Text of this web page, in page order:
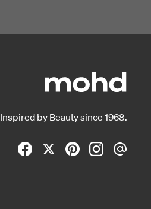
Inspired by Beauty since 1968.